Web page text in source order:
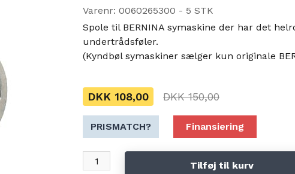
Varenr: 0060265300 - 5 STK
Spole til BERNINA symaskine der har det
undertrådsføler.
(Kyndbøl symaskiner sælger kun originale
DKK 108,00 DKK 150,00
PRISMATCH? Finansiering
Tilføj til kurv